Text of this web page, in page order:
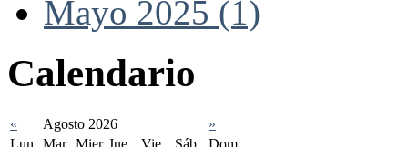
Mayo 2025 (1)
Calendario
« Agosto 2026
»
Lun
Mar Mier Jue Vie Sáb
Dom